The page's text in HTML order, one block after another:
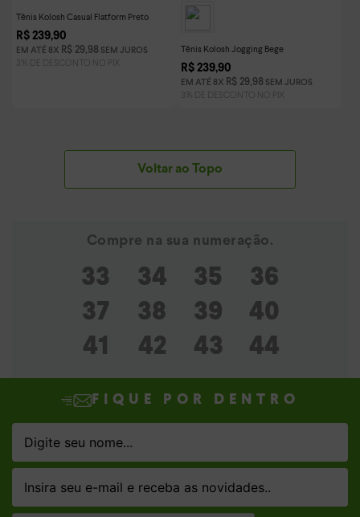
Tênis Kolosh Casual Flatform Preto
R$ 239,90
EM ATÉ 8 X R$ 29,98 SEM JUROS
Tênis Kolosh Jogging Bege
R$ 239,90
EM ATÉ 8 X R$ 29,98 SEM JUROS
Voltar ao Topo
33 34 35
36
37
38 39
40
41
42 43 44
FIQUE POR DENTRO